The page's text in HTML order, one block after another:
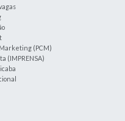
(PCM)
(IMPRENSA)